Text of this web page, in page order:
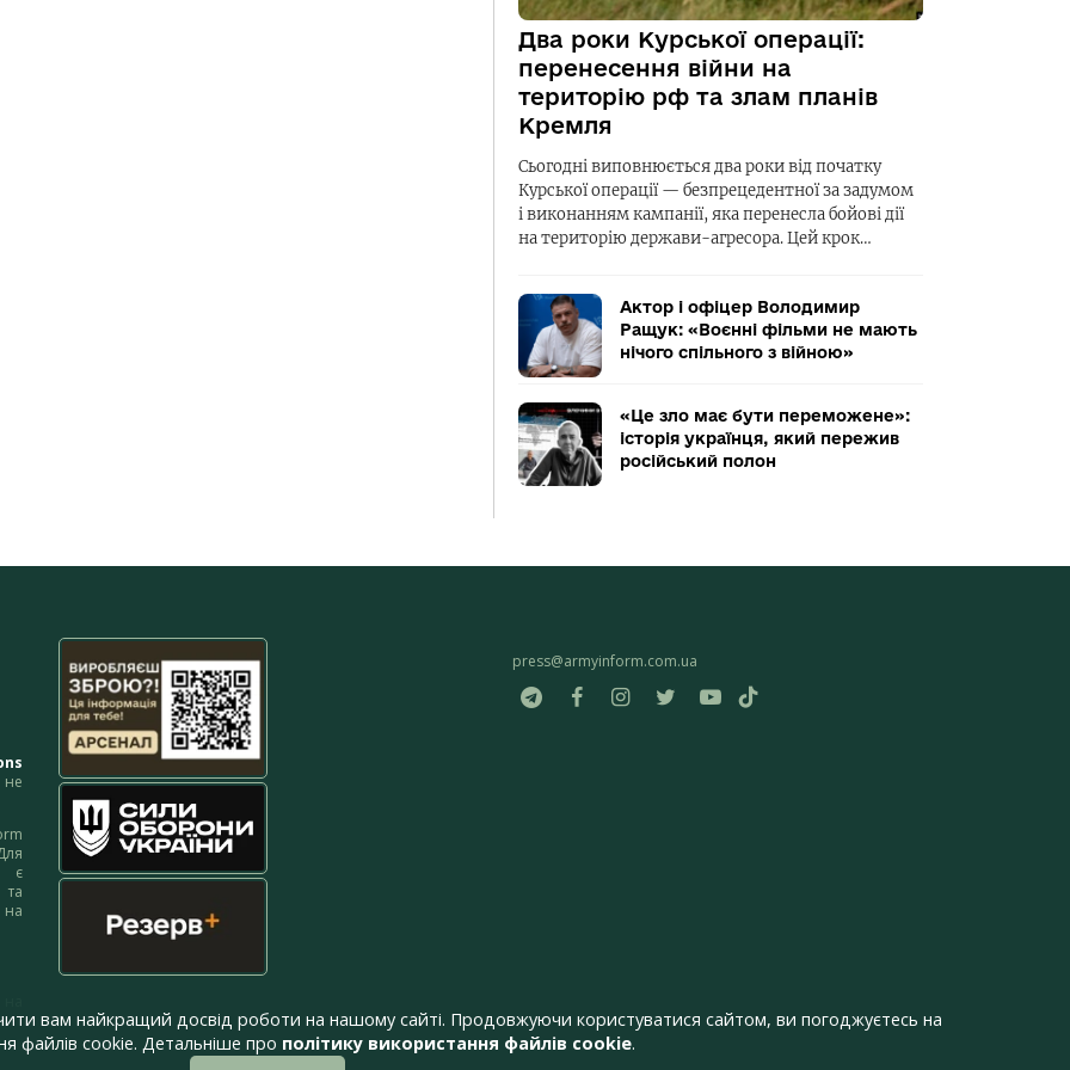
Два роки Курської операції:
перенесення війни на
територію рф та злам планів
Кремля
Сьогодні виповнюється два роки від початку
Курської операції — безпрецедентної за задумом
і виконанням кампанії, яка перенесла бойові дії
на територію держави-агресора. Цей крок…
Актор і офіцер Володимир
Ращук: «Воєнні фільми не мають
нічого спільного з війною»
«Це зло має бути переможене»:
історія українця, який пережив
російський полон
є
на
press@armyinform.com.ua
вам найкращий досвід роботи на нашому сайті. Продовжуючи користуватися сайтом, ви погоджуєтесь на
файлів cookie. Детальніше про політику використання файлів cookie.